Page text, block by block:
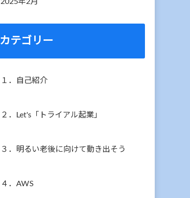
カテゴリー
１．自己紹介
２．Let's「トライアル起業」
３．明るい老後に向けて動き出そう
４．AWS